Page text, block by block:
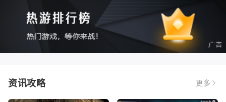
资讯攻略 更多